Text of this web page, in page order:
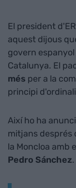
El president
aquest dijous
govern
Catalunya. El
més per a la
principi
Així ho ha
mitjans després
la Moncloa amb
Pedro Sánchez.